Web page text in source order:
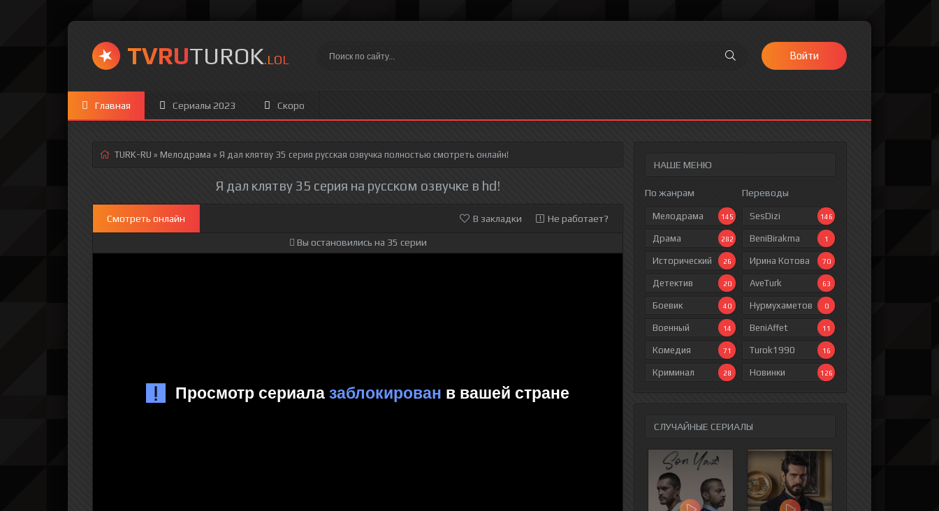
TVRUTUROK.LOL Войти
Главная Сериалы 2023 Скоро
НАШЕ МЕНЮ
По жанрам
Мелодрама 145
Драма 282
Исторический 26
Детектив 20
Боевик 40
Военный 14
Комедия 71
Криминал 28
Переводы
SesDizi 146
BeniBirakma 1
Ирина Котова 70
AveTurk 63
Нурмухаметов 0
BeniAffet 11
Turok1990 16
Новинки 126
СЛУЧАЙНЫЕ СЕРИАЛЫ
TURK-RU » Мелодрама » Я дал клятву 35 серия русская озвучка полностью смотреть онлайн!
Я дал клятву 35 серия на русском озвучке в hd!
Смотреть онлайн В закладки Не работает?
Вы остановились на 35 серии